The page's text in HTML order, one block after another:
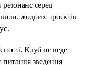
серед
жодних проєктів
Клуб не веде
питання зведення